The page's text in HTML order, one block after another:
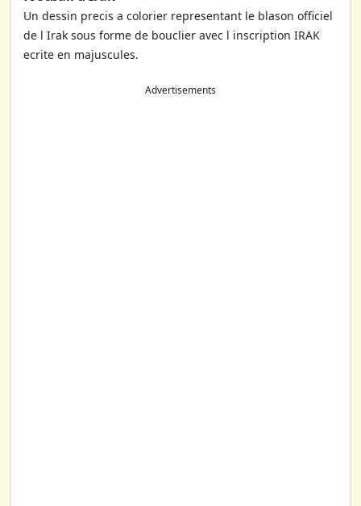
Un dessin precis a colorier representant le blason officiel
de l Irak sous forme de bouclier avec l inscription IRAK
ecrite en majuscules.
Advertisements